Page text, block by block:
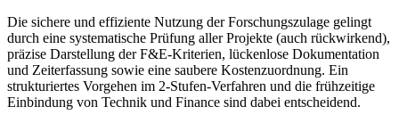
Die sichere und effiziente Nutzung der Forschungszulage gelingt
durch eine systematische Prüfung aller Projekte (auch rückwirkend),
präzise Darstellung der F&E-Kriterien, lückenlose Dokumentation
und Zeiterfassung sowie eine saubere Kostenzuordnung. Ein
strukturiertes Vorgehen im 2-Stufen-Verfahren und die frühzeitige
Einbindung von Technik und Finance sind dabei entscheidend.